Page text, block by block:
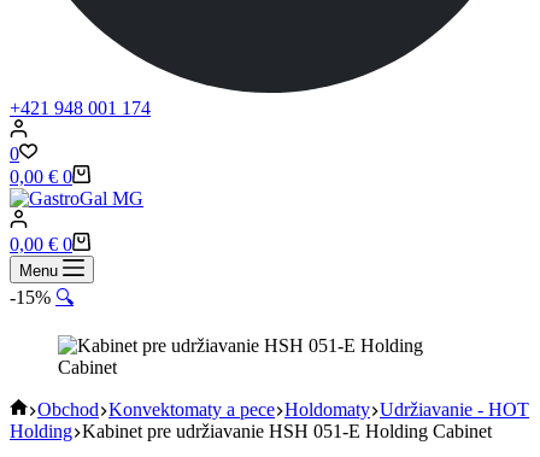
+421 948 001 174
0
0,00 € 0
0,00 € 0
Menu
-15% 🔍
Obchod Konvektomaty a pece Holdomaty Udržiavanie - HOT
Holding Kabinet pre udržiavanie HSH 051-E Holding Cabinet